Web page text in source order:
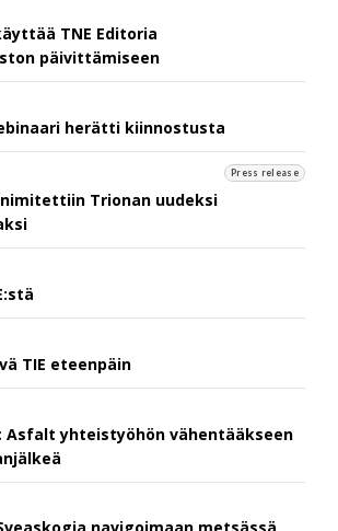
TNE Editoria
päivittämiseen
herätti kiinnostusta
Press release
Trionan uudeksi
TIE eteenpäin
Asfalt yhteistyöhön vähentääkseen